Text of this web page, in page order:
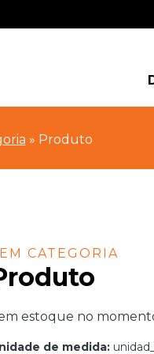
» Produto
CATEGORIA
estoque no
de medida: